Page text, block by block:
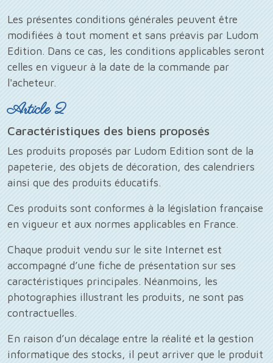
Les présentes conditions générales peuvent être
modifiées à tout moment et sans préavis par Ludom
Edition. Dans ce cas, les conditions applicables seront
celles en vigueur à la date de la commande par
l'acheteur.
Article 2
Caractéristiques des biens proposés
Les produits proposés par Ludom Edition sont de la
papeterie, des objets de décoration, des calendriers
ainsi que des produits éducatifs.
Ces produits sont conformes à la législation française
en vigueur et aux normes applicables en France.
Chaque produit vendu sur le site Internet est
accompagné d’une fiche de présentation sur ses
caractéristiques principales. Néanmoins, les
photographies illustrant les produits, ne sont pas
contractuelles.
En raison d’un décalage entre la réalité et la gestion
informatique des stocks, il peut arriver que le produit